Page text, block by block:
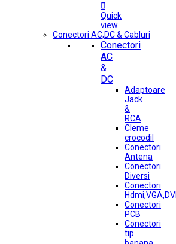

Quick
view
Conectori AC,DC & Cabluri
Conectori
AC
&
DC
Adaptoare
Jack
&
RCA
Cleme
crocodil
Conectori
Antena
Conectori
Diversi
Conectori
Hdmi,VGA,DVI
Conectori
PCB
Conectori
tip